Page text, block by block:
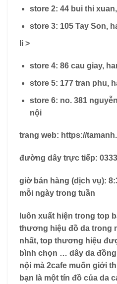
store 2: 44 bui thi
store 3: 105 Tay Son,
li >
store 4: 86 cau giay,
store 5: 177 tran phu,
store 6: no. 381
nội
trang web: https://
đường dây trực tiếp:
giờ bán hàng (dịch vụ):
mỗi ngày trong tuần
luôn xuất hiện trong top
thương hiệu đồ da trong
nhất, top thương hiệu
bình chọn … dây da
nội mà 2cafe muốn giới
bạn là một tín đồ của da